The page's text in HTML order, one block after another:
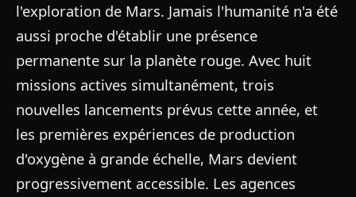
l'exploration de Mars. Jamais l'humanité n'a été
aussi proche d'établir une présence
permanente sur la planète rouge. Avec huit
missions actives simultanément, trois
nouvelles lancements prévus cette année, et
les premières expériences de production
d'oxygène à grande échelle, Mars devient
progressivement accessible. Les agences